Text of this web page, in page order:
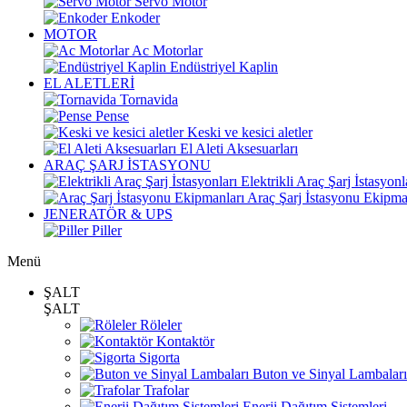
Enkoder
MOTOR
Ac Motorlar
Endüstriyel Kaplin
EL ALETLERİ
Tornavida
Pense
Keski ve kesici aletler
El Aleti Aksesuarları
ARAÇ ŞARJ İSTASYONU
Elektrikli Araç Şarj
Araç Şarj İstasyonu
JENERATÖR & UPS
Piller
Menü
ŞALT
ŞALT
Röleler
Kontaktör
Sigorta
Buton ve Sinyal Lambaları
Trafolar